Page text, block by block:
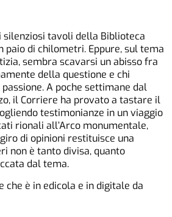
silenziosi tavoli della Biblioteca
paio di chilometri. Eppure, sul tema
sembra scavarsi un abisso fra
della questione e chi
A poche settimane dal
il Corriere ha provato a tastare il
testimonianze in un viaggio
rionali all’Arco monumentale,
di opinioni restituisce una
non è tanto divisa, quanto
dal tema.
che è in edicola e in digitale da